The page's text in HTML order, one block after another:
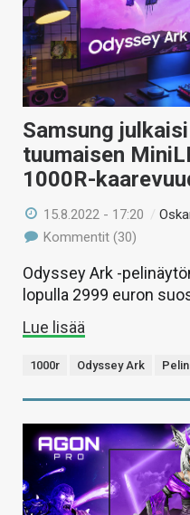
Samsung
tuumaisen
1000R-
15.8.2022 - 17:20 /
Kommentit (30)
Odyssey Ark -
lopulla 2999 euron
Lue lisää
1000r Odyssey Ark